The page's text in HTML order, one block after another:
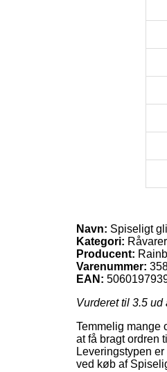
Navn: Spiseligt
Kategori:
Producent:
Varenummer:
EAN:
Vurderet til 3.5 ud
Temmelig mange
at få bragt ordren
Leveringstypen
ved køb af